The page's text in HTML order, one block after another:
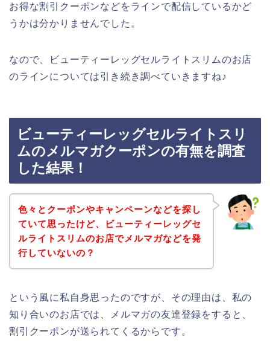
お得な割引クーポンなどをラインで配信しているかど
うかは分かりませんでした。
なので、ビューティーレッグセルライトスリムのお店
のラインについては引き続き調べていきますね♪
ビューティーレッグセルライトスリ
ムのメルマガクーポンの有無を調査
した結果！
色々とクーポンやキャンペーンなどを探し
ていて思ったけど、ビューティーレッグセ
ルライトスリムのお店でメルマガなどを発
行していないの？
という風に私自身思ったのですが、その理由は、私の
知り合いのお店では、メルマガの友達登録をすると、
割引クーポンが送られてくるからです。